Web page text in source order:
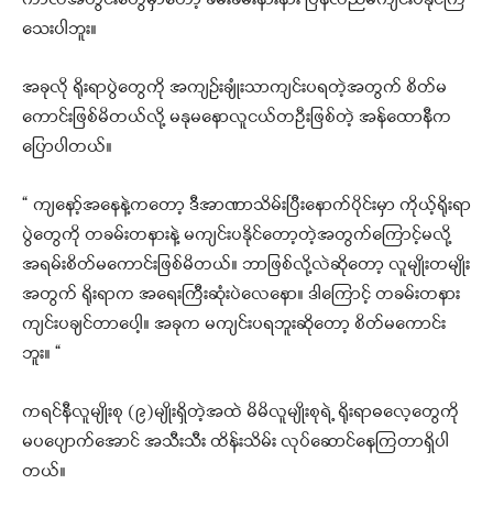
သေးပါဘူး။
အခုလို ရိုးရာပွဲတွေကို အကျဉ်းချုံးသာကျင်းပရတဲ့အတွက် စိတ်မ
ကောင်းဖြစ်မိတယ်လို့ မနုမနောလူငယ်တဦးဖြစ်တဲ့ အန်ထောနီက
ပြောပါတယ်။
“ ကျနော့်အနေနဲ့ကတော့ ဒီအာဏာသိမ်းပြီးနောက်ပိုင်းမှာ ကိုယ့်ရိုးရာ
ပွဲတွေကို တခမ်းတနားနဲ့ မကျင်းပနိုင်တော့တဲ့အတွက်ကြောင့်မလို့
အရမ်းစိတ်မကောင်းဖြစ်မိတယ်။ ဘာဖြစ်လို့လဲဆိုတော့ လူမျိုးတမျိုး
အတွက် ရိုးရာက အရေးကြီးဆုံးပဲလေနော။ ဒါကြောင့် တခမ်းတနား
ကျင်းပချင်တာပေါ့။ အခုက မကျင်းပရဘူးဆိုတော့ စိတ်မကောင်း
ဘူး။ “
ကရင်နီလူမျိုးစု (၉)မျိုးရှိတဲ့အထဲ မိမိလူမျိုးစုရဲ့ ရိုးရာဓလေ့တွေကို
မပပျောက်အောင် အသီးသီး ထိန်းသိမ်း လုပ်ဆောင်နေကြတာရှိပါ
တယ်။